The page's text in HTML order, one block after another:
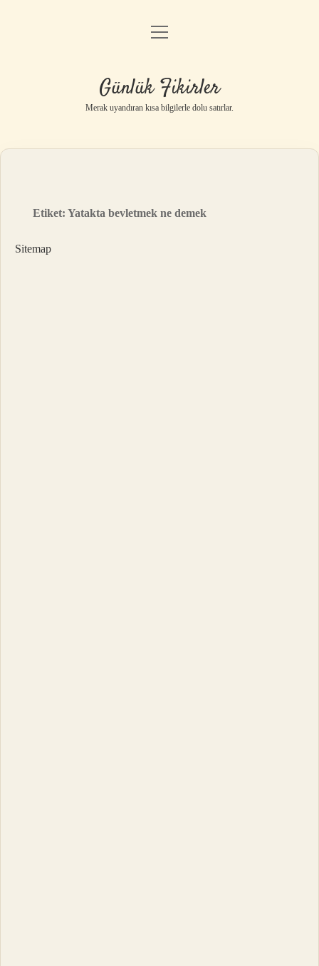
Anasayfa
Yasal Uyarı
menüyü
Günlük Fikirler
Merak uyandıran kısa bilgilerle dolu satırlar.
Etiket:Yatakta bevletmek ne demek
Sitemap